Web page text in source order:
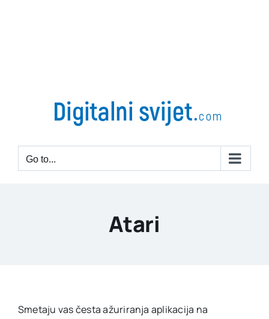
Go to...
Atari
Smetaju vas česta ažuriranja aplikacija na